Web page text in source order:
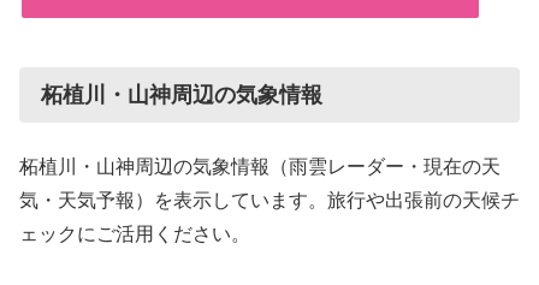
柘植川・山神周辺の気象情報
柘植川・山神周辺の気象情報（雨雲レーダー・現在の天
気・天気予報）を表示しています。旅行や出張前の天候チ
ェックにご活用ください。